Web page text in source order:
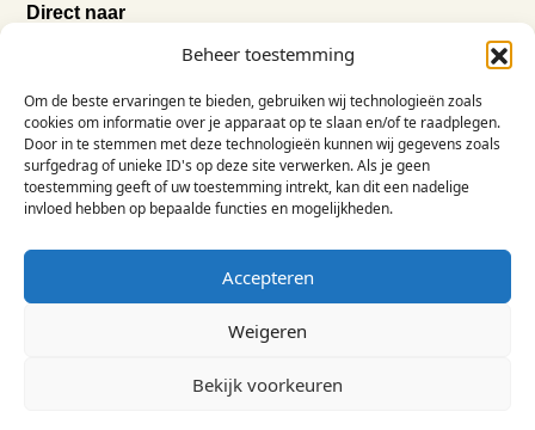
Beheer toestemming
Om de beste ervaringen te bieden, gebruiken wij technologieën zoals
cookies om informatie over je apparaat op te slaan en/of te raadplegen.
Door in te stemmen met deze technologieën kunnen wij gegevens zoals
surfgedrag of unieke ID's op deze site verwerken. Als je geen
toestemming geeft of uw toestemming intrekt, kan dit een nadelige
invloed hebben op bepaalde functies en mogelijkheden.
Accepteren
Weigeren
Bekijk voorkeuren
Direct naar
De TRI-methode
FAQ
Contact
Informatie
Privacy & voorwaarden